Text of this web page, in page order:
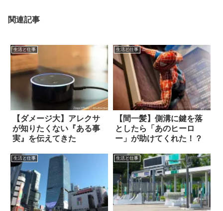
関連記事
生活と仕事
【ダメージ大】アレクサ
が知りたくない『ある事
実』を伝えてきた
生活と仕事
【間一髪】側溝に鍵を落
としたら「あのヒーロ
ー」が助けてくれた！？
生活と仕事 生活と仕事